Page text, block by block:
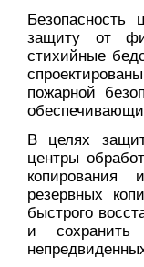
Безопасность
защиту от
стихийные
пожарной
В целях
центры
копирования
резервных
быстрого
и сохранить